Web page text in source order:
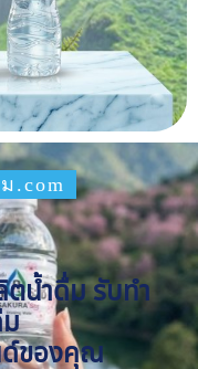
.com
ตน้ำดื่ม รับทำ
ด์ของคุณ